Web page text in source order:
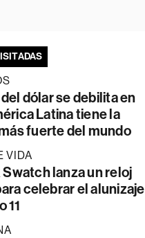
dólar se debilita en
Latina tiene la
fuerte del mundo
VIDA
lanza un reloj
celebrar el alunizaje
11